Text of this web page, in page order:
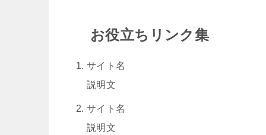
お役立ちリンク集
サイト名
説明文
サイト名
説明文